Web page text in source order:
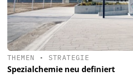
THEMEN • STRATEGIE
Spezialchemie neu definiert